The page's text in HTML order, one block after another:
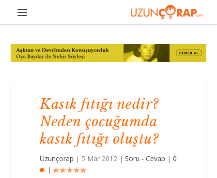
Kasık fıtığı nedir?
Neden çocuğumda
kasık fıtığı oluştu?
Uzunçorap | 5 Mar 2012 |Soru - Cevap |0
|